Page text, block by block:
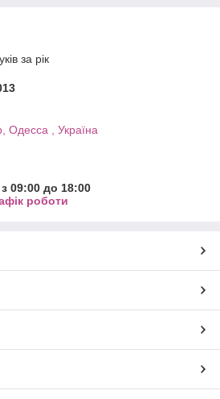
за рік
Одесса , Україна
09:00 до 18:00
роботи